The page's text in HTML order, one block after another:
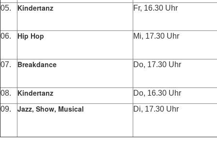
05. Kindertanz Fr, 16.30 Uhr
06. Hip Hop Mi, 17.30 Uhr
07. Breakdance Do, 17.30 Uhr
08. Kindertanz
Do, 16.30 Uhr
09.
Jazz, Show, Musical Di, 17.30 Uhr